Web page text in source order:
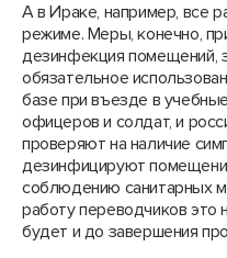
А в Ираке, например, все
режиме. Меры, конечно,
дезинфекция помещений,
обязательное
базе при въезде в
офицеров и солдат, и
проверяют на наличие
дезинфицируют
соблюдению санитарных
работу переводчиков это
будет и до завершения